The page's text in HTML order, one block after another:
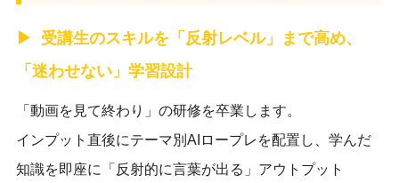
受講生のスキルを「反射レベル」まで高め、
「迷わせない」学習設計
「動画を見て終わり」の研修を卒業します。
インプット直後にテーマ別AIロープレを配置し、学んだ
知識を即座に「反射的に言葉が出る」アウトプット